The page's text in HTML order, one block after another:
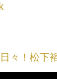
々！松下